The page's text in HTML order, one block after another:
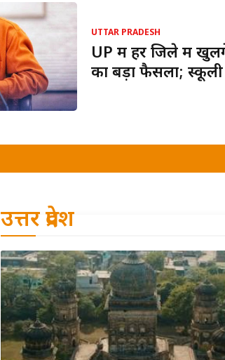
UTTAR PRADESH
UP में हर जिले में
का बड़ा फैसला; स्कूली
उत्तर प्रदेश